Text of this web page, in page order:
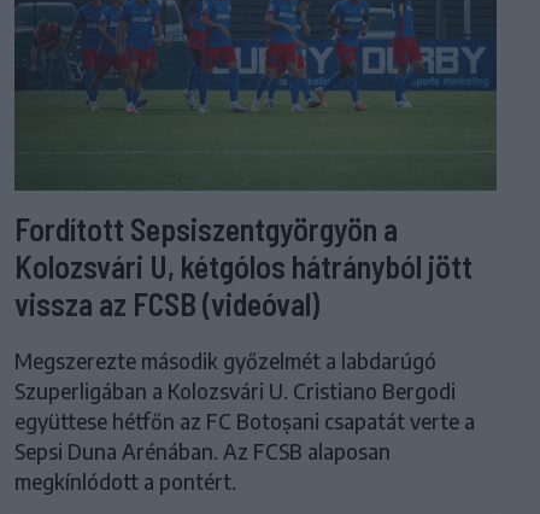
Fordított Sepsiszentgyörgyön a
Kolozsvári U, kétgólos hátrányból jött
vissza az FCSB (videóval)
Megszerezte második győzelmét a labdarúgó
Szuperligában a Kolozsvári U. Cristiano Bergodi
együttese hétfőn az FC Botoșani csapatát verte a
Sepsi Duna Arénában. Az FCSB alaposan
megkínlódott a pontért.